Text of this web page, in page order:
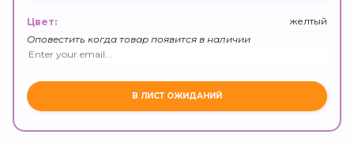
Цвет:
желтый
Оповестить когда товар появится в наличии